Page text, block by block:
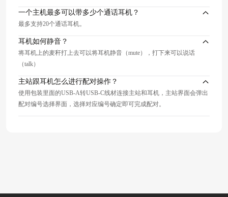
一个主机最多可以带多少个通话耳机？
最多支持20个通话耳机。
耳机如何静音？
将耳机上的麦秆打上去可以将耳机静音（mute），打下来可以说话
（talk）
主站跟耳机怎么进行配对操作？
使用包装里面的USB-A转USB-C线材连接主站和耳机，主站界面会弹出
配对编号选择界面，选择对应编号确定即可完成配对。